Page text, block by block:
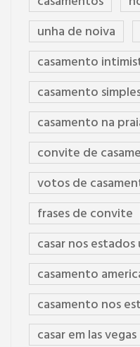
unha de noiva
casamento
casamento
casamento na
convite de
votos de
frases de convite
casar nos
casamento
casamento nos
casar em las vegas